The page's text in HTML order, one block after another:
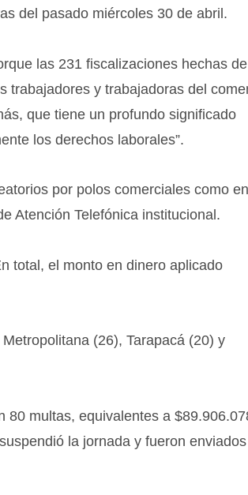
del pasado miércoles 30 de abril.
las 231 fiscalizaciones hechas de
trabajadores y trabajadoras del
que tiene un profundo significado
los derechos laborales”.
por polos comerciales como en
Atención Telefónica institucional.
total, el monto en dinero aplicado
(26), Tarapacá (20) y
80 multas, equivalentes a
la jornada y fueron